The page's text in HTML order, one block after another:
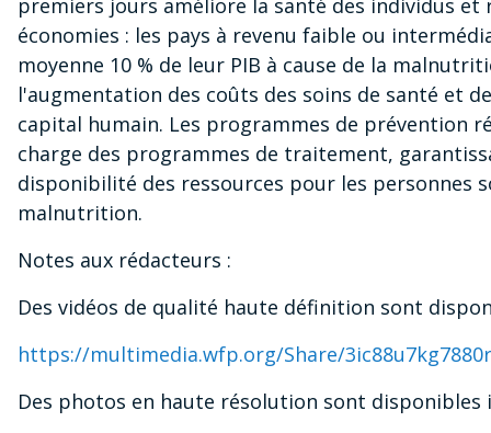
économies : les pays à revenu faible ou
moyenne 10 % de leur PIB à cause de la
l'augmentation des coûts des soins de santé et
capital humain. Les programmes de prévention
charge des programmes de traitement,
disponibilité des ressources pour les personnes
malnutrition.
Notes aux rédacteurs :
Des vidéos de qualité haute définition sont
https://multimedia.wfp.org/Share/
Des photos en haute résolution sont disponibles